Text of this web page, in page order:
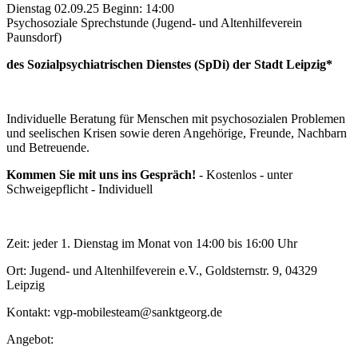
Dienstag 02.09.25 Beginn: 14:00
Psychosoziale Sprechstunde (Jugend- und Altenhilfeverein
Paunsdorf)
des Sozialpsychiatrischen Dienstes (SpDi) der Stadt Leipzig*
Individuelle Beratung für Menschen mit psychosozialen Problemen
und seelischen Krisen sowie deren Angehörige, Freunde, Nachbarn
und Betreuende.
Kommen Sie mit uns ins Gespräch! - Kostenlos - unter
Schweigepflicht - Individuell
Zeit: jeder 1. Dienstag im Monat von 14:00 bis 16:00 Uhr
Ort: Jugend- und Altenhilfeverein e.V., Goldsternstr. 9, 04329
Leipzig
Kontakt: vgp-mobilesteam@sanktgeorg.de
Angebot: